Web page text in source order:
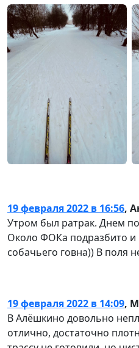
19 февраля 2022 в 16:56,
Утром был ратрак. Днем
Около ФОКа подразбито и
собачьего говна)) В поля
19 февраля 2022 в 14:09,
В Алёшкино довольно
отлично, достаточно